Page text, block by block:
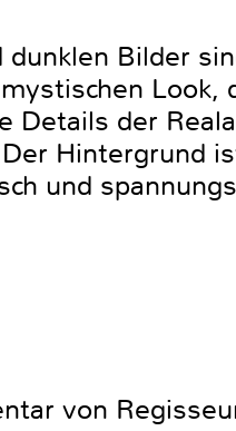
Bilder
Look,
Details der
Hintergrund
und
von